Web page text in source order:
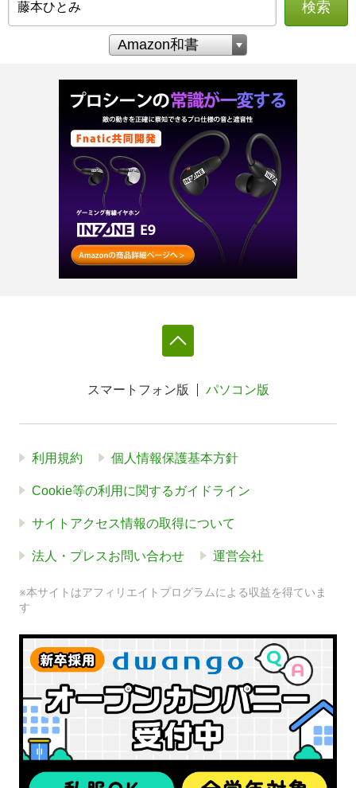
検索
スマートフォン版 パソコン版
利用規約 個人情報保護基本方針
Cookie等の利用に関するガイドライン
サイトアクセス情報の取得について
法人・プレスお問い合わせ 運営会社
※本サイトはアフィリエイトプログラムによる収益を得ていま
す